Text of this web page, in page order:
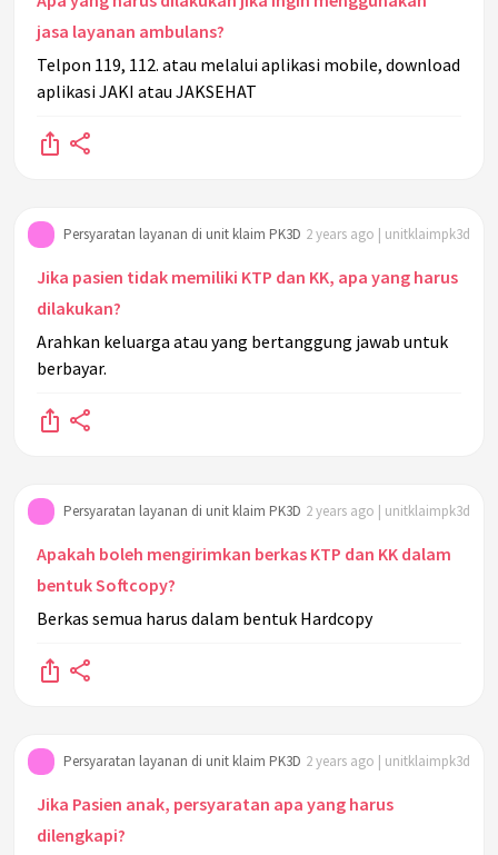
jasa layanan ambulans?
Telpon 119, 112. atau melalui aplikasi mobile, download
aplikasi JAKI atau JAKSEHAT
Persyaratan layanan di unit klaim PK3D 2 years ago | unitklaimpk3d
Jika pasien tidak memiliki KTP dan KK, apa yang harus
dilakukan?
Arahkan keluarga atau yang bertanggung jawab untuk
berbayar.
Persyaratan layanan di unit klaim PK3D 2 years ago | unitklaimpk3d
Apakah boleh mengirimkan berkas KTP dan KK dalam
bentuk Softcopy?
Berkas semua harus dalam bentuk Hardcopy
Persyaratan layanan di unit klaim PK3D 2 years ago | unitklaimpk3d
Jika Pasien anak, persyaratan apa yang harus
dilengkapi?